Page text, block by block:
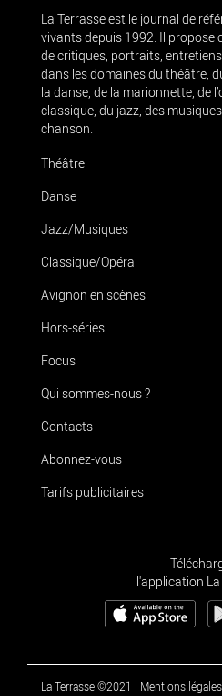
La Terrasse est le journal de
vivants depuis 1992. Il propose
de critiques, portraits,
dans les domaines du théâtre,
la danse, de la marionnette, de
classique, du jazz, des
chanson.
Théâtre
Danse
Jazz/Musiques
Classique/Opéra
Avignon en scènes
Hors-séries
Focus
Qui sommes-nous ?
Contacts
Abonnez-vous
Tarifs publicitaires
l'application
La Terrasse ©2021 | Mentions légales